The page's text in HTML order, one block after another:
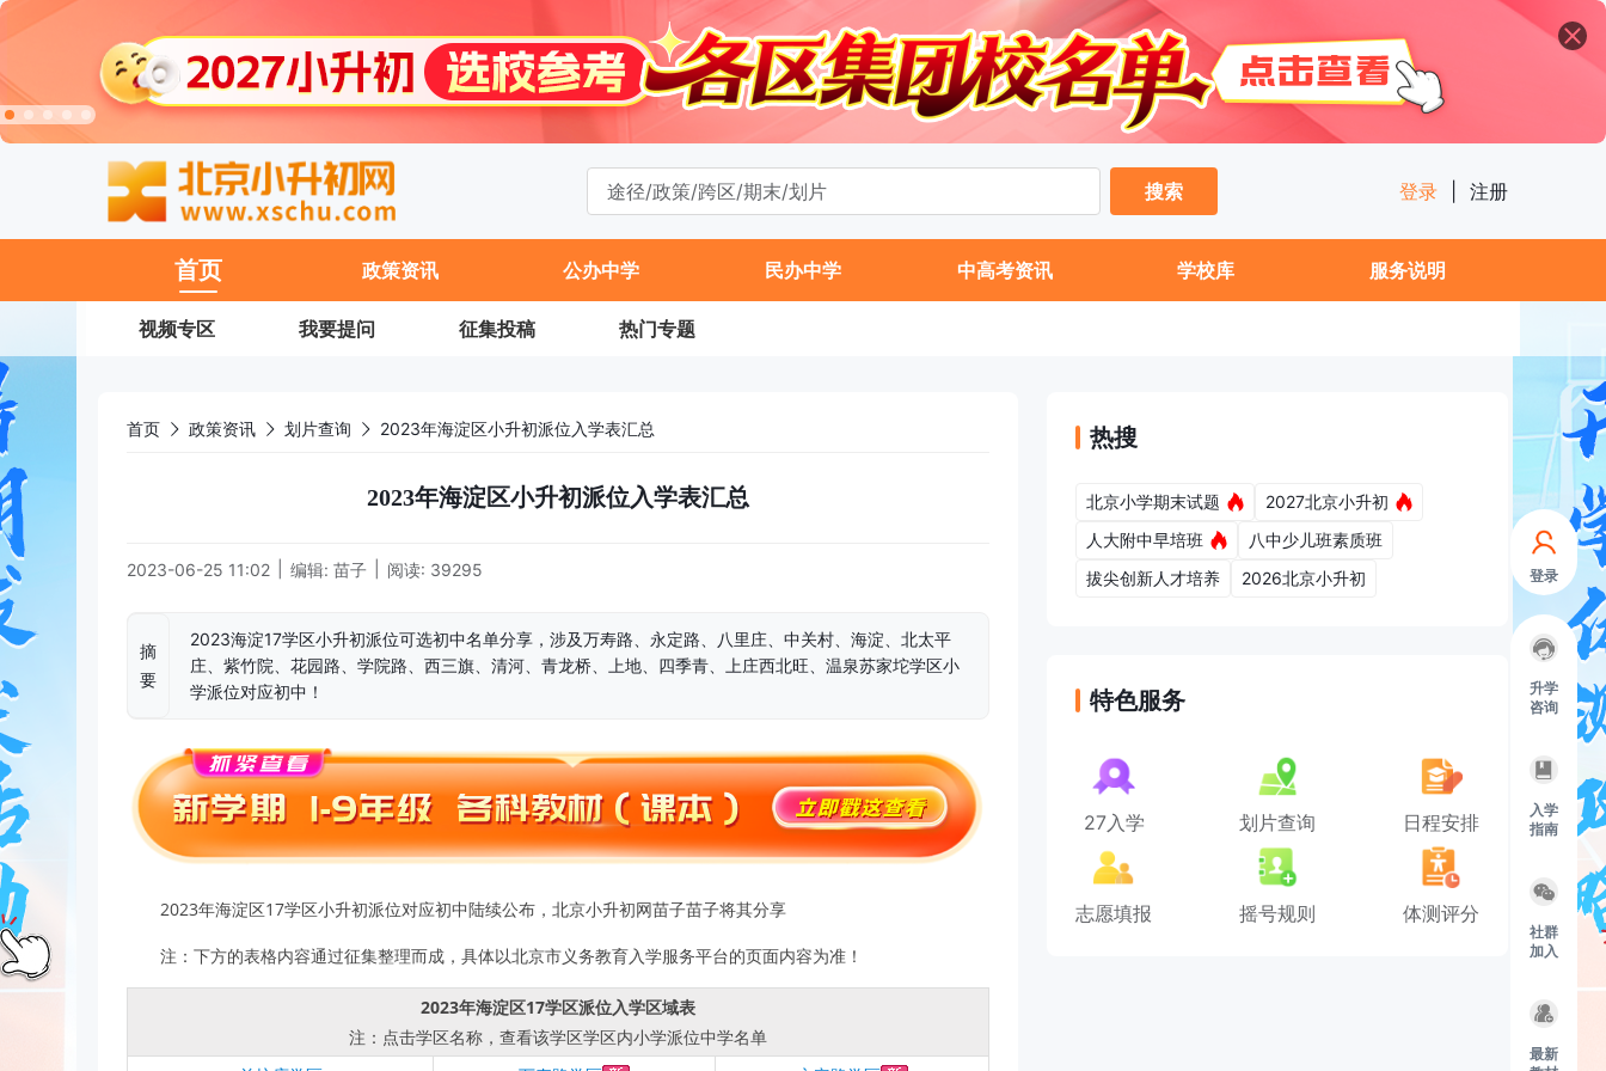
登录
升学
咨询
入学
指南
社群
加入
最新
搜索
登录 注册
首页 政策资讯 公办中学 民办中学 中高考资讯 学校库 服务说明
视频专区 我要提问 征集投稿 热门专题
首页 政策资讯 划片查询 2023年海淀区小升初派位入学表汇总
2023年海淀区小升初派位入学表汇总
2023-06-25 11:02 编辑: 苗子 阅读: 39295
摘
要
2023海淀17学区小升初派位可选初中名单分享，涉及万寿路、永定路、八里庄、中关村、海淀、北太平
庄、紫竹院、花园路、学院路、西三旗、清河、青龙桥、上地、四季青、上庄西北旺、温泉苏家坨学区小
学派位对应初中！
2023年海淀区17学区小升初派位对应初中陆续公布，北京小升初网苗子苗子将其分享
注：下方的表格内容通过征集整理而成，具体以北京市义务教育入学服务平台的页面内容为准！
2023年海淀区17学区派位入学区域表
注：点击学区名称，查看该学区学区内小学派位中学名单
热搜
北京小学期末试题
2027北京小升初
人大附中早培班
八中少儿班素质班
拔尖创新人才培养
2026北京小升初
特色服务
27入学 划片查询 日程安排
志愿填报 摇号规则 体测评分